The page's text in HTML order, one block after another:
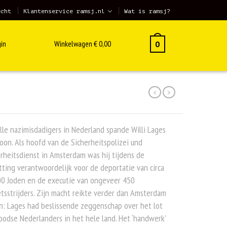
Klantenservice ramsj.nl Wat is ramsj?
Winkelwagen €0,00 0
< >
nazimisdadigers in Nederland spande Willi Lages
Als hoofd van de Sicherheitspolizei und
in Amsterdam was hij tijdens de
verantwoordelijk voor de deportatie van circa
Joden en de executie van ongeveer 450
Zijn macht reikte verder dan Amsterdam
Lages had beslissende zeggenschap over het lot
Nederlanders in het hele land. Het ‘handwerk’